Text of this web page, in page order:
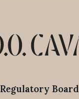
Regulatory Board